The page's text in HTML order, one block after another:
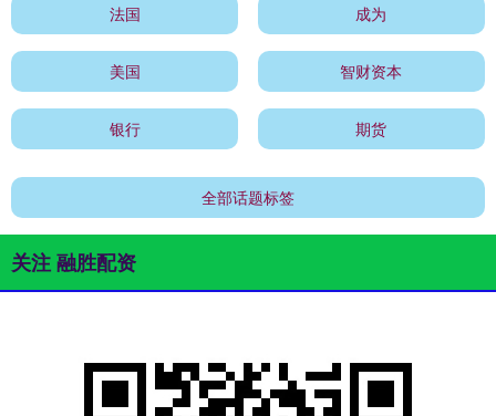
法国 成为
美国 智财资本
银行 期货
全部话题标签
关注 融胜配资